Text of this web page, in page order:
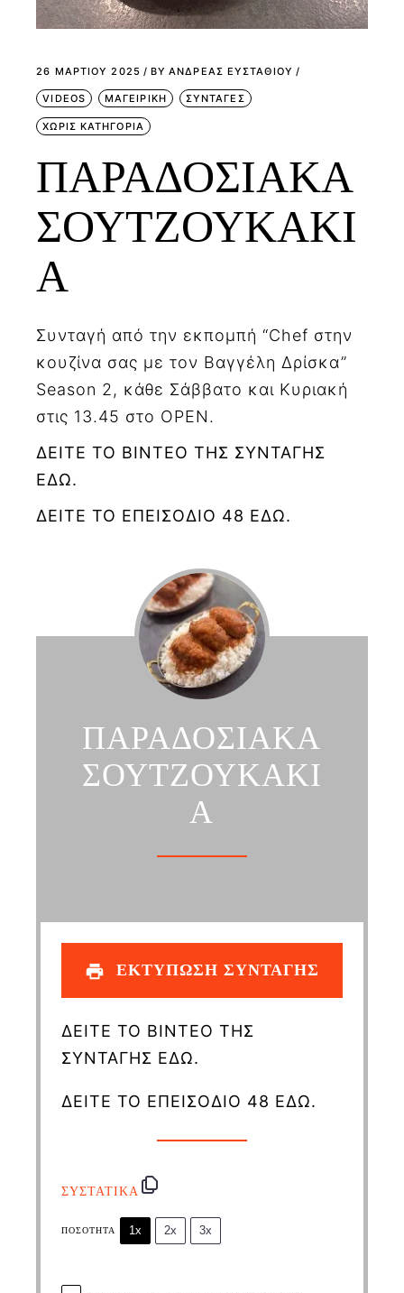
26 ΜΑΡΤΊΟΥ 2025 BY ΑΝΔΡΕΑΣ ΕΥΣΤΑΘΙΟΥ
VIDEOS ΜΑΓΕΙΡΙΚΗ ΣΥΝΤΑΓΕΣ
ΧΩΡΊΣ ΚΑΤΗΓΟΡΊΑ
ΠΑΡΑΔΟΣΙΑΚΑ
ΣΟΥΤΖΟΥΚΑΚΙ
Α
Συνταγή από την εκπομπή “Chef στην
κουζίνα σας με τον Βαγγέλη Δρίσκα”
Season 2, κάθε Σάββατο και Κυριακή
στις 13.45 στο OPEN.
ΔΕΙΤΕ ΤΟ ΒΙΝΤΕΟ ΤΗΣ ΣΥΝΤΑΓΗΣ
ΕΔΩ.
ΔΕΙΤΕ ΤΟ ΕΠΕΙΣΟΔΙΟ 48 ΕΔΩ.
ΠΑΡΑΔΟΣΙΑΚΑ
ΣΟΥΤΖΟΥΚΑΚΙ
Α
ΕΚΤΥΠΩΣΗ ΣΥΝΤΑΓΗΣ
ΔΕΙΤΕ ΤΟ ΒΙΝΤΕΟ ΤΗΣ
ΣΥΝΤΑΓΗΣ ΕΔΩ.
ΔΕΙΤΕ ΤΟ ΕΠΕΙΣΟΔΙΟ 48 ΕΔΩ.
ΣΥΣΤΑΤΙΚΑ
ΠΟΣΌΤΗΤΑ 1x 2x 3x